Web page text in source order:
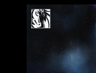
Cooper Flagg
Card is officially
want it. Claim
賞： Cooper
如果你擁有它，